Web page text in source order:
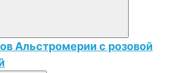
Альстромерии с розовой